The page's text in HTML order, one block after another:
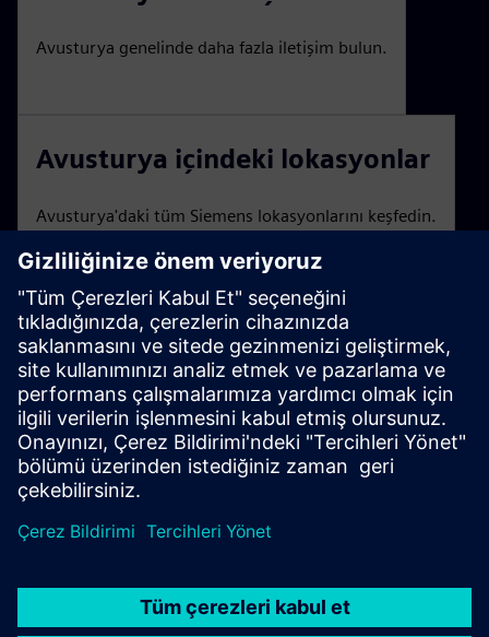
Avusturya genelinde daha fazla iletişim bulun.
Avusturya içindeki lokasyonlar
Avusturya'daki tüm Siemens lokasyonlarını keşfedin.
Ticaret Fuarları ve Etkinlikleri
Siemens Avusturya etkinliklerine ve web seminerlerine
genel bakış.